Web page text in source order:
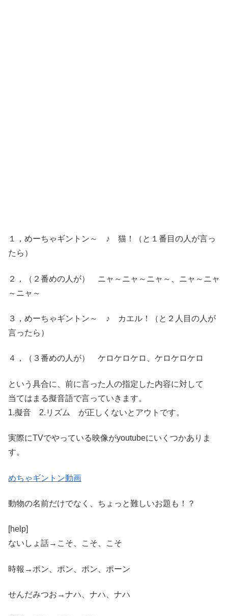
１，めーちゃギントン～ ♪ 猫！（と１番目の人が言っ
たら）
２，（２番めの人が） ニャ～ニャ～ニャ～、ニャ～ニャ
～ニャ～
３，めーちゃギントン～ ♪ カエル！（と２人目の人が
言ったら）
４，（３番めの人が） ケロケロケロ、ケロケロケロ
という具合に、前に言った人の指定した内容に対して
当てはまる擬音語で言っていきます。
1.擬音 2.リズム が正しくないとアウトです。
実際にTVでやっている映像がyoutubeにいくつかありま
す。
めちゃギントン動画
動物の名前だけでなく、ちょっと難しいお題も！？
[help]
ないしょ話→こそ、こそ、こそ
時報→ポン、ポン、ポン、ポーン
せんだみつお→ナハ、ナハ、ナハ